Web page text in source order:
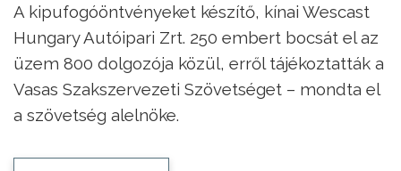
A kipufogóöntvényeket készítő, kínai Wescast
Hungary Autóipari Zrt. 250 embert bocsát el az
üzem 800 dolgozója közül, erről tájékoztatták a
Vasas Szakszervezeti Szövetséget – mondta el
a szövetség alelnöke.